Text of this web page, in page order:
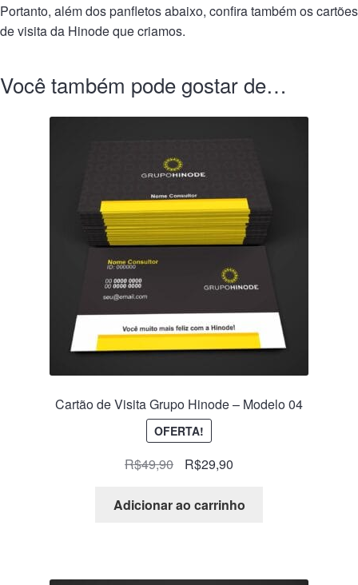
Portanto, além dos panfletos abaixo, confira também os cartões
de visita da Hinode que criamos.
Você também pode gostar de…
Cartão de Visita Grupo Hinode – Modelo 04
OFERTA!
R$49,90 R$29,90
Adicionar ao carrinho